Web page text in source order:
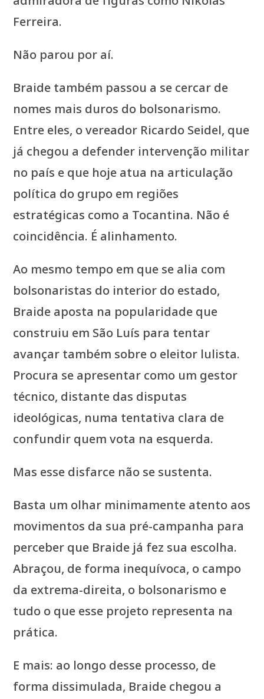
Ferreira.
Não parou por aí.
Braide também passou a se cercar de
nomes mais duros do bolsonarismo.
Entre eles, o vereador Ricardo Seidel, que
já chegou a defender intervenção militar
no país e que hoje atua na articulação
política do grupo em regiões
estratégicas como a Tocantina. Não é
coincidência. É alinhamento.
Ao mesmo tempo em que se alia com
bolsonaristas do interior do estado,
Braide aposta na popularidade que
construiu em São Luís para tentar
avançar também sobre o eleitor lulista.
Procura se apresentar como um gestor
técnico, distante das disputas
ideológicas, numa tentativa clara de
confundir quem vota na esquerda.
Mas esse disfarce não se sustenta.
Basta um olhar minimamente atento aos
movimentos da sua pré-campanha para
perceber que Braide já fez sua escolha.
Abraçou, de forma inequívoca, o campo
da extrema-direita, o bolsonarismo e
tudo o que esse projeto representa na
prática.
E mais: ao longo desse processo, de
forma dissimulada, Braide chegou a